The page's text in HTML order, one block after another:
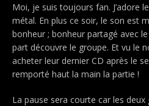
Moi, je suis toujours fan. J’adore
métal. En plus ce soir, le son est
bonheur ; bonheur partagé avec
part découvre le groupe. Et vu le
acheter leur dernier CD après le
remporté haut la main la partie !
La pause sera courte car les